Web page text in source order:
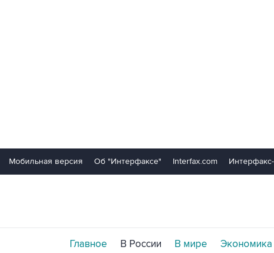
Мобильная версия Об "Интерфаксе" Interfax.com
Главное В России В мире Экономика